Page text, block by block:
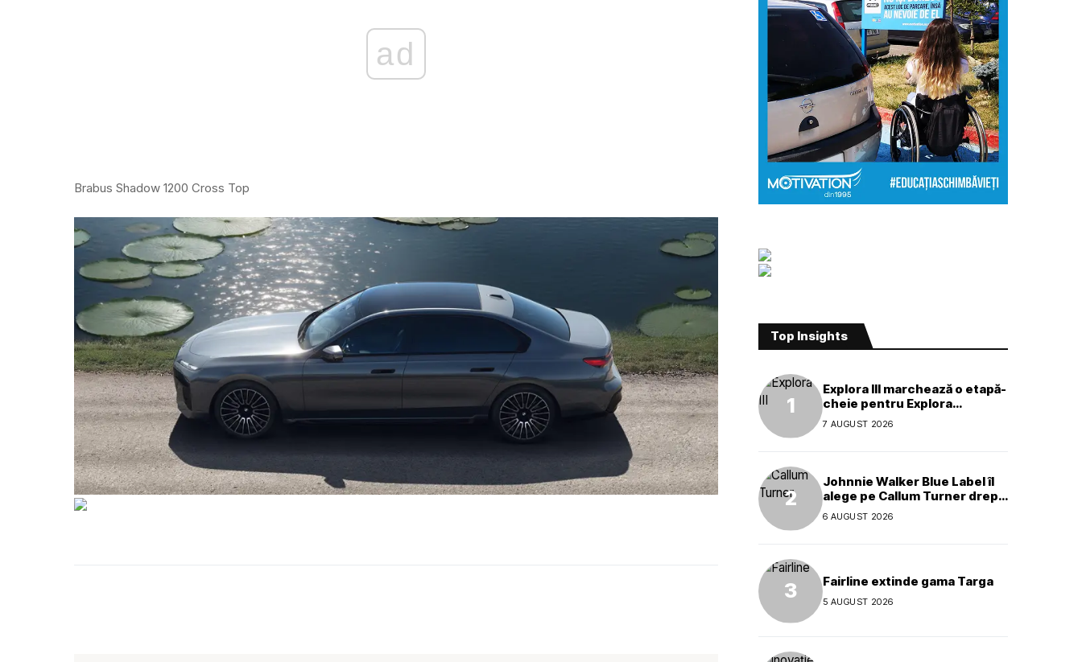
ad
Brabus Shadow 1200 Cross Top
Top Insights
Explora III marchează o etapă-
cheie pentru Explora
Journeys
7 AUGUST 2026
Johnnie Walker Blue Label îl
alege pe Callum Turner drept
noul ambasador global al
mărcii
6 AUGUST 2026
Fairline extinde gama Targa
5 AUGUST 2026